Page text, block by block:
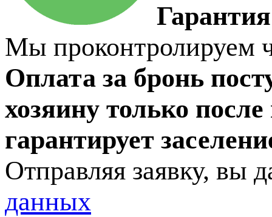
Мы проконтролируем
Оплата за бронь
хозяину только
гарантирует
Отправляя заявку, вы
данных